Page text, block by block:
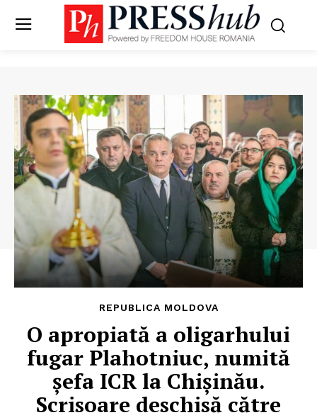
REPUBLICA MOLDOVA
O apropiată a oligarhului
fugar Plahotniuc, numită
șefa ICR la Chișinău.
Scrisoare deschisă către